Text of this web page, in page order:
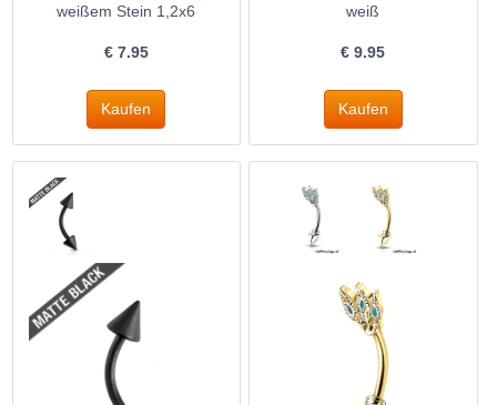
weißem Stein 1,2x6
€ 7.95
weiß
€9.95